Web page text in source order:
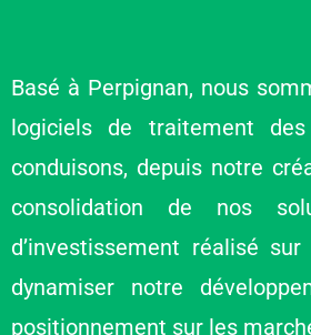
Basé à Perpignan, nous
logiciels de traitement
conduisons, depuis notre
consolidation de nos
d’investissement réalisé
dynamiser notre
positionnement sur les